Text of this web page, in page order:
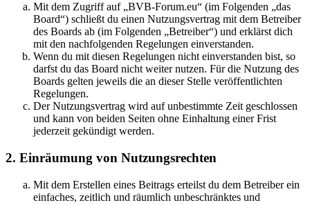
Mit dem Zugriff auf „BVB-Forum.eu“ (im Folgenden „das
Board“) schließt du einen Nutzungsvertrag mit dem Betreiber
des Boards ab (im Folgenden „Betreiber“) und erklärst dich
mit den nachfolgenden Regelungen einverstanden.
Wenn du mit diesen Regelungen nicht einverstanden bist, so
darfst du das Board nicht weiter nutzen. Für die Nutzung des
Boards gelten jeweils die an dieser Stelle veröffentlichten
Regelungen.
Der Nutzungsvertrag wird auf unbestimmte Zeit geschlossen
und kann von beiden Seiten ohne Einhaltung einer Frist
jederzeit gekündigt werden.
2. Einräumung von Nutzungsrechten
Mit dem Erstellen eines Beitrags erteilst du dem Betreiber ein
einfaches, zeitlich und räumlich unbeschränktes und